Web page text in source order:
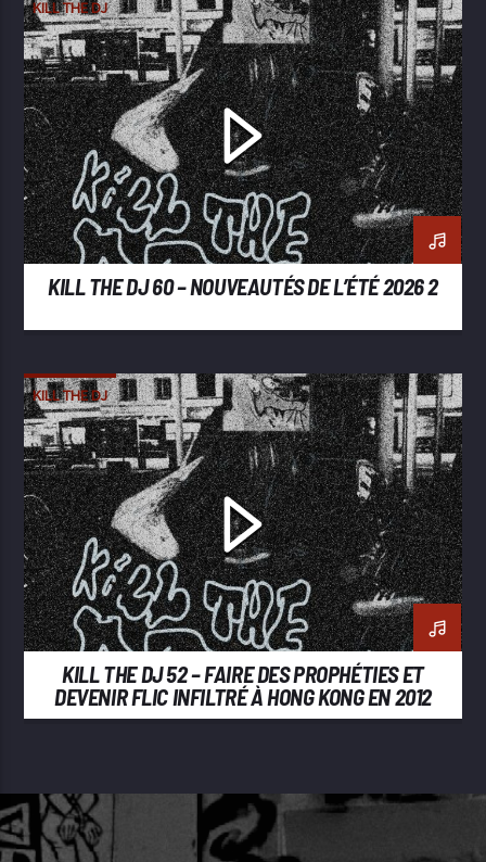
KILL THE DJ
KILL THE DJ 60 – NOUVEAUTÉS DE L’ÉTÉ 2026 2
KILL THE DJ
KILL THE DJ 52 – FAIRE DES PROPHÉTIES ET
DEVENIR FLIC INFILTRÉ À HONG KONG EN 2012